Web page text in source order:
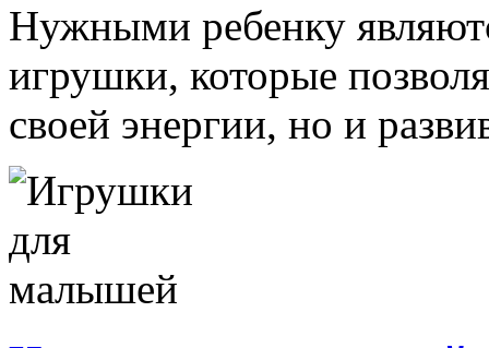
Нужными ребенку
игрушки, которые
своей энергии, но и